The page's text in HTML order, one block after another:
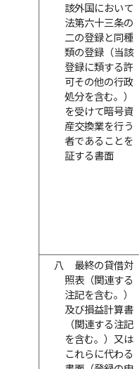
該外国において
法第六十三条の
二の登録と同種
類の登録（当該
登録に類する許
可その他の行政
処分を含む。）
を受けて暗号資
産交換業を行う
者であることを
証する書面
八
最終の貸借対
照表（関連する
注記を含む。）
及び損益計算書
（関連する注記
を含む。）又は
これらに代わる